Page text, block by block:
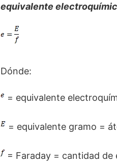
equivalente
Dónde:
= equivalente
= equivalente gramo =
= Faraday = cantidad